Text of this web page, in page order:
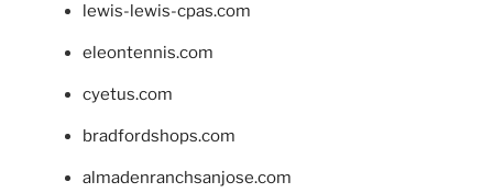
lewis-lewis-cpas.com
eleontennis.com
cyetus.com
bradfordshops.com
almadenranchsanjose.com